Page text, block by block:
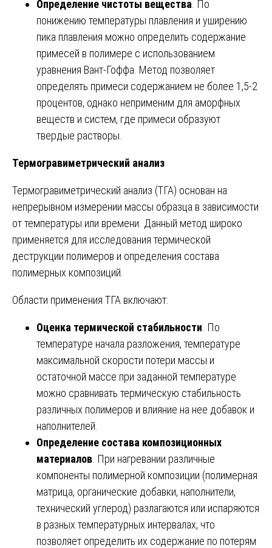
Определение чистоты вещества . По
понижению температуры плавления и уширению
пика плавления можно определить содержание
примесей в полимере с использованием
уравнения Вант-Гоффа. Метод позволяет
определять примеси содержанием не более 1,5-2
процентов, однако неприменим для аморфных
веществ и систем, где примеси образуют
твердые растворы.
Термогравиметрический анализ
Термогравиметрический анализ (ТГА) основан на
непрерывном измерении массы образца в зависимости
от температуры или времени. Данный метод широко
применяется для исследования термической
деструкции полимеров и определения состава
полимерных композиций.
Области применения ТГА включают:
Оценка термической стабильности . По
температуре начала разложения, температуре
максимальной скорости потери массы и
остаточной массе при заданной температуре
можно сравнивать термическую стабильность
различных полимеров и влияние на нее добавок и
наполнителей.
Определение состава композиционных
материалов . При нагревании различные
компоненты полимерной композиции (полимерная
матрица, органические добавки, наполнители,
технический углерод) разлагаются или испаряются
в разных температурных интервалах, что
позволяет определить их содержание по потерям